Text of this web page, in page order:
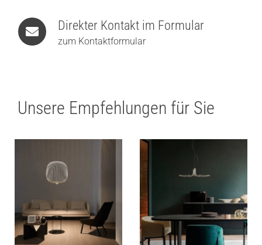
Direkter Kontakt im Formular
zum Kontaktformular
Unsere Empfehlungen für Sie